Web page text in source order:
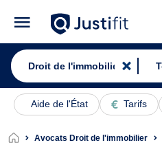
Aide de l'État Tarifs
Avocats Droit de l'immobilier